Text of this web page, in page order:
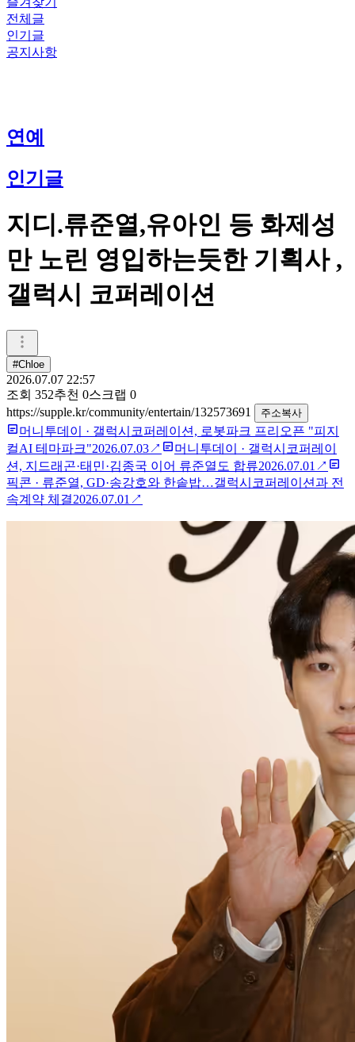
전체글
인기글
공지사항
연예
인기글
지디.류준열,유아인 등 화제성
만 노린 영입하는듯한 기획사 ,
갤럭시 코퍼레이션
#Chloe
2026.07.07 22:57
조회 352추천 0스크랩 0
https://supple.kr/community/entertain/132573691
주소복사
머니투데이 · 갤럭시코퍼레이션, 로봇파크 프리오픈 "피지
컬AI 테마파크"2026.07.03↗ 머니투데이 · 갤럭시코퍼레이
션, 지드래곤·태민·김종국 이어 류준열도 합류2026.07.01 ↗
픽콘 · 류준열, GD·송강호와 한솥밥…갤럭시코퍼레이션과 전
속계약 체결2026.07.01 ↗